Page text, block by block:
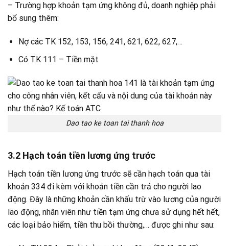
– Trường hợp khoản tạm ứng không đủ, doanh nghiệp phải
bổ sung thêm:
Nợ các TK 152, 153, 156, 241, 621, 622, 627,…
Có TK 111 – Tiền mặt
Dao tao ke toan tai thanh hoa
3.2 Hạch toán tiền lương ứng trước
Hạch toán tiền lương ứng trước sẽ cần hạch toán qua tài
khoản 334 đi kèm với khoản tiền cần trả cho người lao
động. Đây là những khoản cần khấu trừ vào lương của người
lao động, nhân viên như tiền tạm ứng chưa sử dụng hết hết,
các loại bảo hiểm, tiền thu bồi thường,… được ghi như sau: